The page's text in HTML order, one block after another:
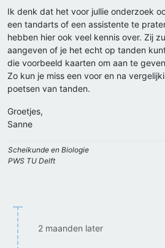
Ik denk dat het voor jullie onderzoek
een tandarts of een assistente te
hebben hier ook veel kennis over. Zij
aangeven of je het echt op tanden
die voorbeeld kaarten om aan te
Zo kun je miss een voor en na
poetsen van tanden.
Groetjes,
Sanne
Scheikunde en Biologie
PWS TU Delft
2 maanden later